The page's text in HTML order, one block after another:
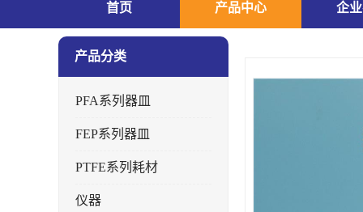
首页 产品中心 企
产品分类
PFA系列器皿
FEP系列器皿
PTFE系列耗材
仪器